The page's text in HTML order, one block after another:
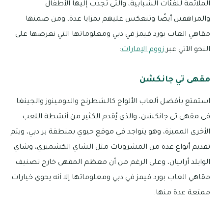
الملائمة للفئات الشبابية، والتي تجذب إليها الأطفال
والمراهقين أيضًا وتنعكس عليهم بمزايا عدة، ومن ضمنها
مقاهي العاب بورد قيمز في دبي ومعلوماتها التي نعرضها على
النحو الآتي عبرزووم الإمارات:
مقهى تي جانكشن
استمتع بأفضل ألعاب الألواح كالشطرنج والدومينوز والجينغا
في مقهى تي جانكشن، والذي يُقدم الكثير من أنشطة اللعب
الأخرى المميزة، وهو يتواجد في موقع حيوي بمنطقة بر دبي، ويتم
تقديم أنواع عدة من المشروبات مثل الشاي الكشميري، وشاي
الوايلد أرابيان، وعلى الرغم من أن معظم المقهى خارج تصنيف
مقاهي العاب بورد قيمز في دبي ومعلوماتها إلا أنه يحوي خيارات
ممتعة عدة منها.